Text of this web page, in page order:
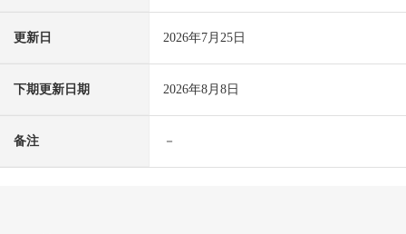
更新日 2026年7月25日
下期更新日期 2026年8月8日
备注 －